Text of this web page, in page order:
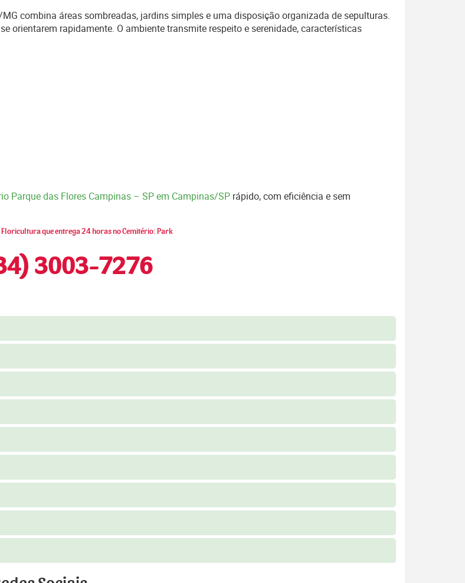
combina áreas sombreadas, jardins simples e uma disposição organizada de sepulturas.
orientarem rapidamente. O ambiente transmite respeito e serenidade, características
Parque das Flores Campinas – SP em Campinas/SP rápido, com eficiência e sem
Floricultura que entrega 24 horas no Cemitério: Park
3003-7276